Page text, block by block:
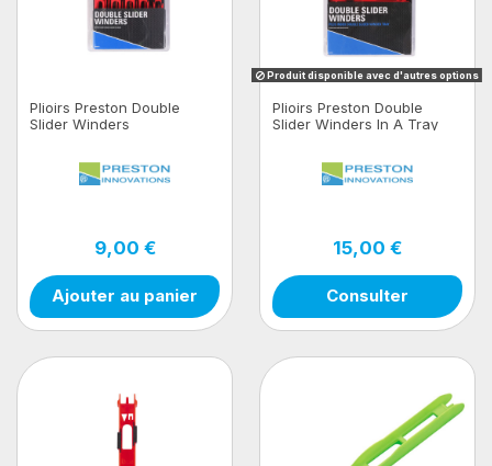
Plioirs Preston Double
Slider Winders
9,00 €
Ajouter au panier
Produit disponible avec d'autres options
Plioirs Preston Double
Slider Winders In A Tray
15,00 €
Consulter